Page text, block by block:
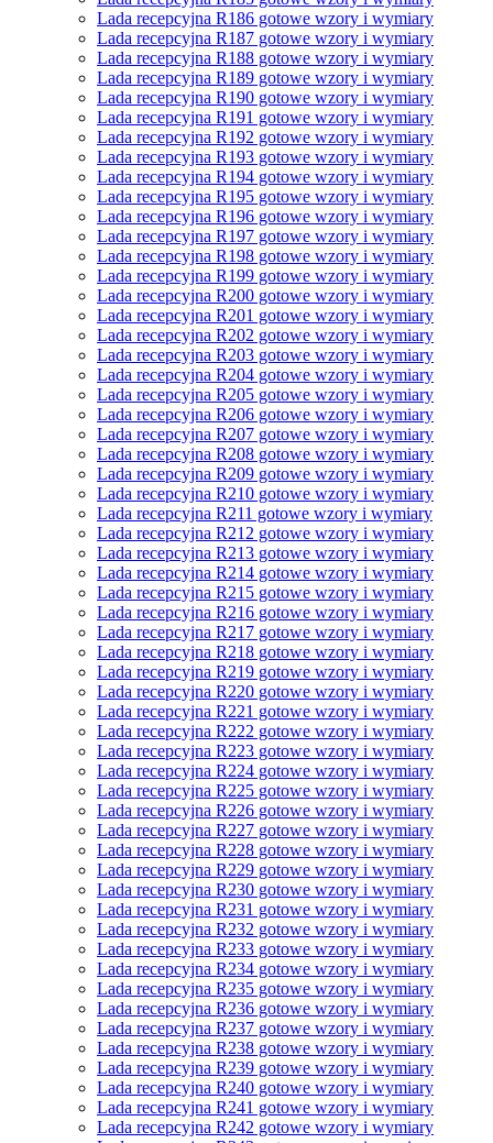
Lada recepcyjna R186 gotowe wzory i wymiary
Lada recepcyjna R187 gotowe wzory i wymiary
Lada recepcyjna R188 gotowe wzory i wymiary
Lada recepcyjna R189 gotowe wzory i wymiary
Lada recepcyjna R190 gotowe wzory i wymiary
Lada recepcyjna R191 gotowe wzory i wymiary
Lada recepcyjna R192 gotowe wzory i wymiary
Lada recepcyjna R193 gotowe wzory i wymiary
Lada recepcyjna R194 gotowe wzory i wymiary
Lada recepcyjna R195 gotowe wzory i wymiary
Lada recepcyjna R196 gotowe wzory i wymiary
Lada recepcyjna R197 gotowe wzory i wymiary
Lada recepcyjna R198 gotowe wzory i wymiary
Lada recepcyjna R199 gotowe wzory i wymiary
Lada recepcyjna R200 gotowe wzory i wymiary
Lada recepcyjna R201 gotowe wzory i wymiary
Lada recepcyjna R202 gotowe wzory i wymiary
Lada recepcyjna R203 gotowe wzory i wymiary
Lada recepcyjna R204 gotowe wzory i wymiary
Lada recepcyjna R205 gotowe wzory i wymiary
Lada recepcyjna R206 gotowe wzory i wymiary
Lada recepcyjna R207 gotowe wzory i wymiary
Lada recepcyjna R208 gotowe wzory i wymiary
Lada recepcyjna R209 gotowe wzory i wymiary
Lada recepcyjna R210 gotowe wzory i wymiary
Lada recepcyjna R211 gotowe wzory i wymiary
Lada recepcyjna R212 gotowe wzory i wymiary
Lada recepcyjna R213 gotowe wzory i wymiary
Lada recepcyjna R214 gotowe wzory i wymiary
Lada recepcyjna R215 gotowe wzory i wymiary
Lada recepcyjna R216 gotowe wzory i wymiary
Lada recepcyjna R217 gotowe wzory i wymiary
Lada recepcyjna R218 gotowe wzory i wymiary
Lada recepcyjna R219 gotowe wzory i wymiary
Lada recepcyjna R220 gotowe wzory i wymiary
Lada recepcyjna R221 gotowe wzory i wymiary
Lada recepcyjna R222 gotowe wzory i wymiary
Lada recepcyjna R223 gotowe wzory i wymiary
Lada recepcyjna R224 gotowe wzory i wymiary
Lada recepcyjna R225 gotowe wzory i wymiary
Lada recepcyjna R226 gotowe wzory i wymiary
Lada recepcyjna R227 gotowe wzory i wymiary
Lada recepcyjna R228 gotowe wzory i wymiary
Lada recepcyjna R229 gotowe wzory i wymiary
Lada recepcyjna R230 gotowe wzory i wymiary
Lada recepcyjna R231 gotowe wzory i wymiary
Lada recepcyjna R232 gotowe wzory i wymiary
Lada recepcyjna R233 gotowe wzory i wymiary
Lada recepcyjna R234 gotowe wzory i wymiary
Lada recepcyjna R235 gotowe wzory i wymiary
Lada recepcyjna R236 gotowe wzory i wymiary
Lada recepcyjna R237 gotowe wzory i wymiary
Lada recepcyjna R238 gotowe wzory i wymiary
Lada recepcyjna R239 gotowe wzory i wymiary
Lada recepcyjna R240 gotowe wzory i wymiary
Lada recepcyjna R241 gotowe wzory i wymiary
Lada recepcyjna R242 gotowe wzory i wymiary